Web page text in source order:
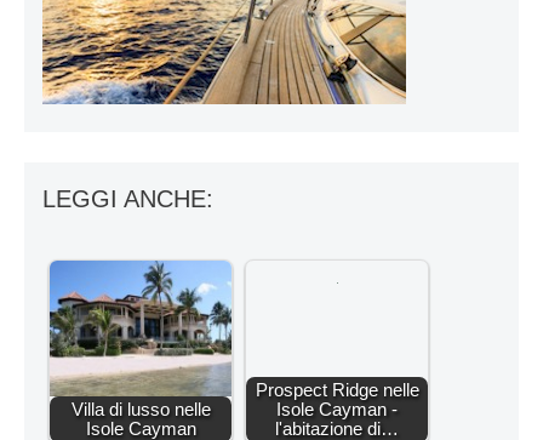
LEGGI ANCHE:
Villa di lusso nelle
Isole Cayman
Prospect Ridge nelle
Isole Cayman -
l'abitazione di…